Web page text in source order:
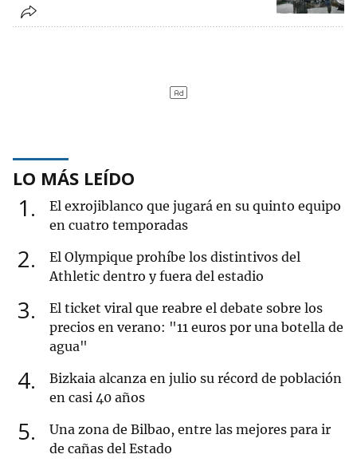
LO MÁS LEÍDO
1
El exrojiblanco que jugará en su quinto equipo
en cuatro temporadas
2
El Olympique prohíbe los distintivos del
Athletic dentro y fuera del estadio
3
El ticket viral que reabre el debate sobre los
precios en verano: "11 euros por una botella de
agua"
4
Bizkaia alcanza en julio su récord de población
en casi 40 años
5
Una zona de Bilbao, entre las mejores para ir
de cañas del Estado